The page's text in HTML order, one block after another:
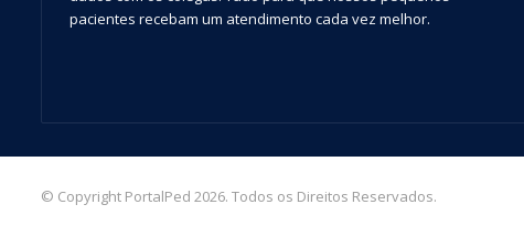
pacientes recebam um atendimento cada vez melhor.
© Copyright PortalPed 2026. Todos os Direitos Reservados.